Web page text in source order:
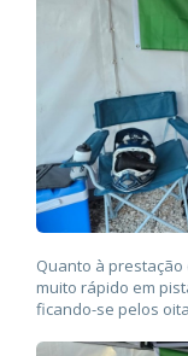
Quanto à
muito rápido em
ficando-se pelos